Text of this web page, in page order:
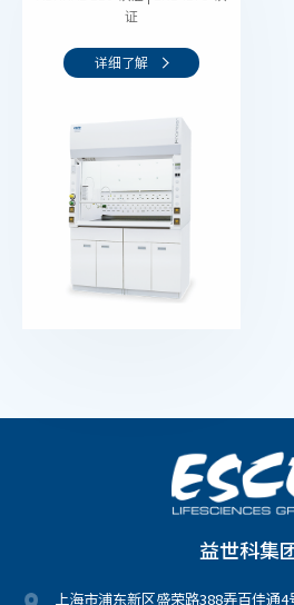
证
详细了解
益世科集
上海市浦东新区盛荣路388弄百佳通